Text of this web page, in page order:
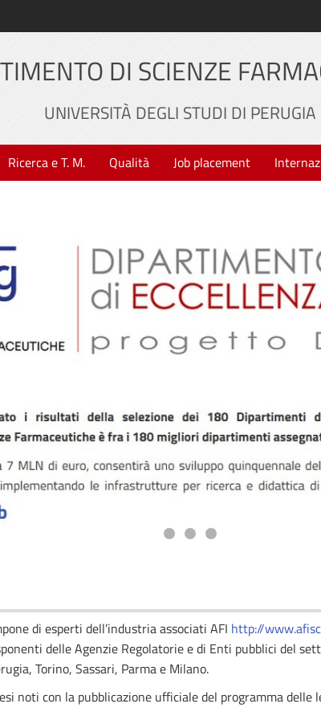
DI SCIENZE
UNIVERSITÀ DEGLI STUDI DI PERUGIA
Ricerca e T. M. Qualità Job placement
di esperti dell’industria associati AFI http://
delle Agenzie Regolatorie e di Enti pubblici del
Torino, Sassari, Parma e Milano.
noti con la pubblicazione ufficiale del programma delle